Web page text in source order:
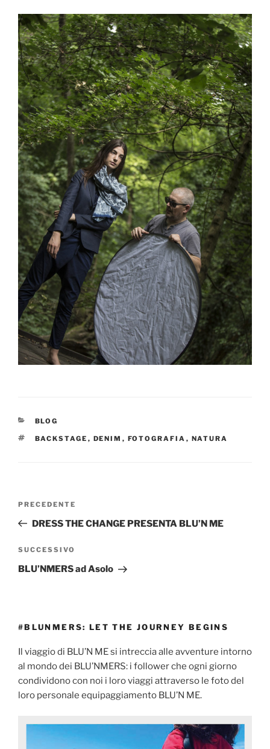
BLOG
BACKSTAGE , DENIM , FOTOGRAFIA , NATURA
PRECEDENTE
DRESS THE CHANGE PRESENTA BLU’N ME
SUCCESSIVO
BLU’NMERS ad Asolo
#BLUNMERS: LET THE JOURNEY BEGINS
Il viaggio di BLU’N ME si intreccia alle avventure intorno
al mondo dei BLU’NMERS: i follower che ogni giorno
condividono con noi i loro viaggi attraverso le foto del
loro personale equipaggiamento BLU’N ME.